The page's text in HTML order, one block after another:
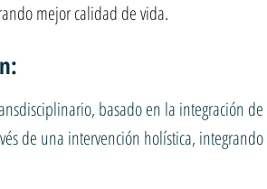
mejor calidad de vida.
basado en la integración
de una intervención holística,